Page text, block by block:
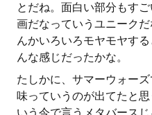
とだね。面白い部分もす
画だなっていうユニーク
んかいろいろモヤモヤす
んな感じだったかな。
たしかに、サマーウォー
味っていうのが出てたと